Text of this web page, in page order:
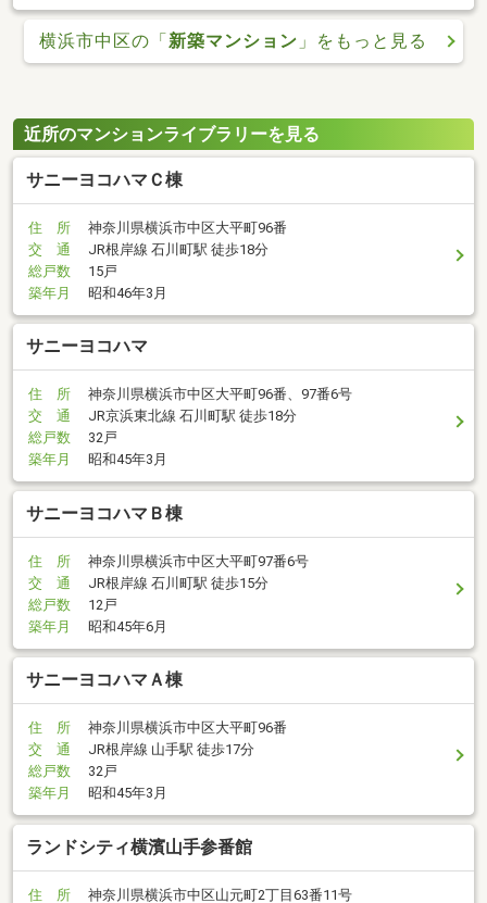
横浜市中区の「新築マンション 」をもっと見る
近所のマンションライブラリーを見る
サニーヨコハマＣ棟
住 所
神奈川県横浜市中区大平町96番
交 通
JR根岸線 石川町駅 徒歩18分
総戸数
15戸
築年月
昭和46年3月
サニーヨコハマ
住 所
神奈川県横浜市中区大平町96番、97番6号
交 通
JR京浜東北線 石川町駅 徒歩18分
総戸数
32戸
築年月
昭和45年3月
サニーヨコハマＢ棟
住 所
神奈川県横浜市中区大平町97番6号
交 通
JR根岸線 石川町駅 徒歩15分
総戸数
12戸
築年月
昭和45年6月
サニーヨコハマＡ棟
住 所
神奈川県横浜市中区大平町96番
交 通
JR根岸線 山手駅 徒歩17分
総戸数
32戸
築年月
昭和45年3月
ランドシティ横濱山手参番館
住 所
神奈川県横浜市中区山元町2丁目63番11号